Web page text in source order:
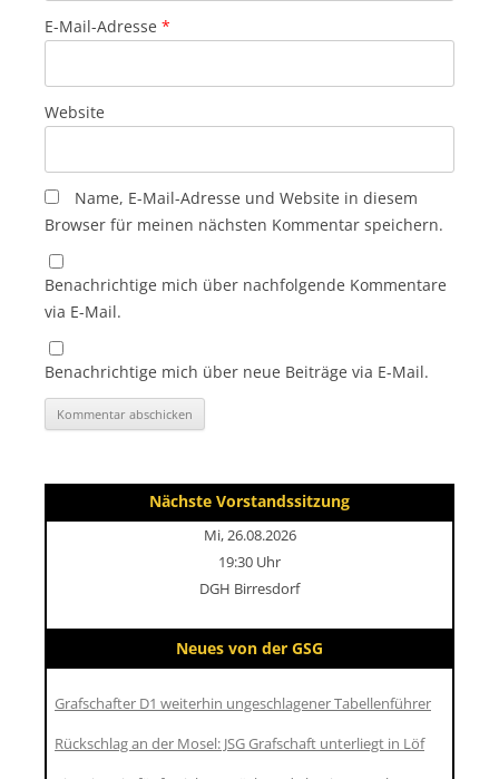
E-Mail-Adresse *
Website
Name, E-Mail-Adresse und Website in diesem
Browser für meinen nächsten Kommentar speichern.
Benachrichtige mich über nachfolgende Kommentare
via E-Mail.
Benachrichtige mich über neue Beiträge via E-Mail.
Nächste Vorstandssitzung
Mi, 26.08.2026
19:30 Uhr
DGH Birresdorf
Neues von der GSG
Grafschafter D1 weiterhin ungeschlagener Tabellenführer
Rückschlag an der Mosel: JSG Grafschaft unterliegt in Löf